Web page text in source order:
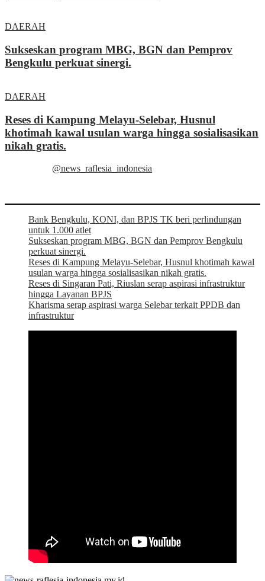
DAERAH
Sukseskan program MBG, BGN dan Pemprov
Bengkulu perkuat sinergi.
DAERAH
Reses di Kampung Melayu-Selebar, Husnul
khotimah kawal usulan warga hingga sosialisasikan
nikah gratis.
@news_raflesia_indonesia
Bank Bengkulu, KONI, dan BPJS TK beri perlindungan
untuk 1.000 atlet
Sukseskan program MBG, BGN dan Pemprov Bengkulu
perkuat sinergi.
Reses di Kampung Melayu-Selebar, Husnul khotimah kawal
usulan warga hingga sosialisasikan nikah gratis.
Reses di Singaran Pati, Riuslan serap aspirasi infrastruktur
hingga Layanan BPJS
Kharisma serap aspirasi warga Selebar terkait PPDB dan
infrastruktur